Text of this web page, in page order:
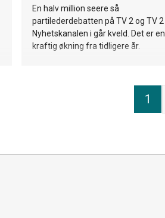
En halv million seere så
partilederdebatten på TV 2 og TV 2
Nyhetskanalen i går kveld. Det er en
kraftig økning fra tidligere år.
1